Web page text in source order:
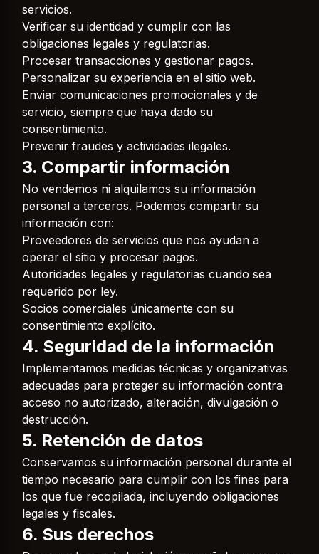
servicios.
Verificar su identidad y cumplir con las
obligaciones legales y regulatorias.
Procesar transacciones y gestionar pagos.
Personalizar su experiencia en el sitio web.
Enviar comunicaciones promocionales y de
servicio, siempre que haya dado su
consentimiento.
Prevenir fraudes y actividades ilegales.
3. Compartir información
No vendemos ni alquilamos su información
personal a terceros. Podemos compartir su
información con:
Proveedores de servicios que nos ayudan a
operar el sitio y procesar pagos.
Autoridades legales y regulatorias cuando sea
requerido por ley.
Socios comerciales únicamente con su
consentimiento explícito.
4. Seguridad de la información
Implementamos medidas técnicas y organizativas
adecuadas para proteger su información contra
acceso no autorizado, alteración, divulgación o
destrucción.
5. Retención de datos
Conservamos su información personal durante el
tiempo necesario para cumplir con los fines para
los que fue recopilada, incluyendo obligaciones
legales y fiscales.
6. Sus derechos